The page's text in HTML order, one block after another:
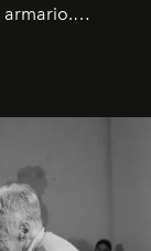
armario.